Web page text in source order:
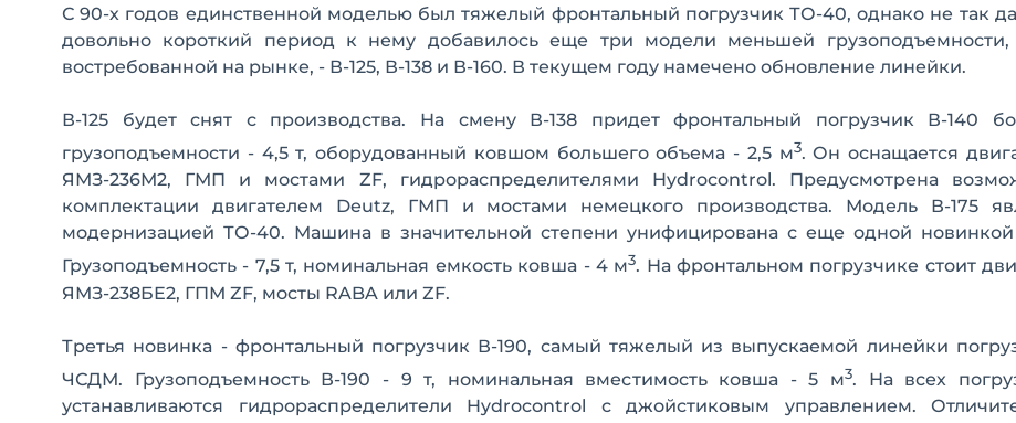
С 90-х годов единственной моделью был тяжелый фронтальный погрузчик ТО-40, однако не так
довольно короткий период к нему добавилось еще три модели меньшей грузоподъемности,
востребованной на рынке, - В-125, В-138 и В-160. В текущем году намечено обновление линейки.
В-125 будет снят с производства. На смену В-138 придет фронтальный погрузчик В-140
грузоподъемности - 4,5 т, оборудованный ковшом большего объема - 2,5 м3. Он оснащается
ЯМЗ-236М2, ГМП и мостами ZF, гидрораспределителями Hydroсontrol. Предусмотрена
комплектации двигателем Deutz, ГМП и мостами немецкого производства. Модель В-175
модернизацией ТО-40. Машина в значительной степени унифицирована с еще одной новинкой
Грузоподъемность - 7,5 т, номинальная емкость ковша - 4 м3. На фронтальном погрузчике стоит
ЯМЗ-238БЕ2, ГПМ ZF, мосты RABA или ZF.
Третья новинка - фронтальный погрузчик В-190, самый тяжелый из выпускаемой линейки
ЧСДМ. Грузоподъемность В-190 - 9 т, номинальная вместимость ковша - 5 м3. На всех
устанавливаются гидрораспределители Hydrocontrol с джойстиковым управлением.